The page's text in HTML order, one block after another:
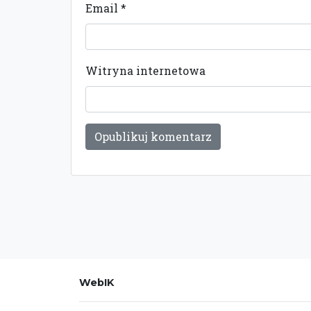
Email *
Witryna internetowa
WebIK